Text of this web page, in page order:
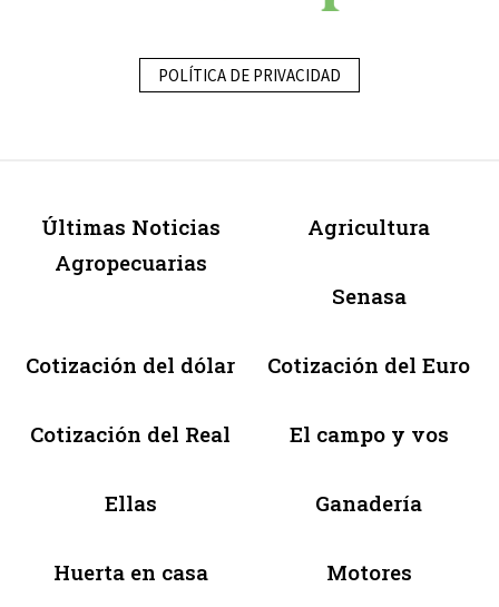
POLÍTICA DE PRIVACIDAD
Últimas Noticias
Agropecuarias
Agricultura
Senasa
Cotización del dólar Cotización del Euro
Cotización del Real El campo y vos
Ellas Ganadería
Huerta en casa Motores